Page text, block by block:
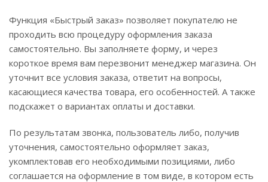
Функция «Быстрый заказ» позволяет покупателю не
проходить всю процедуру оформления заказа
самостоятельно. Вы заполняете форму, и через
короткое время вам перезвонит менеджер магазина. Он
уточнит все условия заказа, ответит на вопросы,
касающиеся качества товара, его особенностей. А также
подскажет о вариантах оплаты и доставки.
По результатам звонка, пользователь либо, получив
уточнения, самостоятельно оформляет заказ,
укомплектовав его необходимыми позициями, либо
соглашается на оформление в том виде, в котором есть